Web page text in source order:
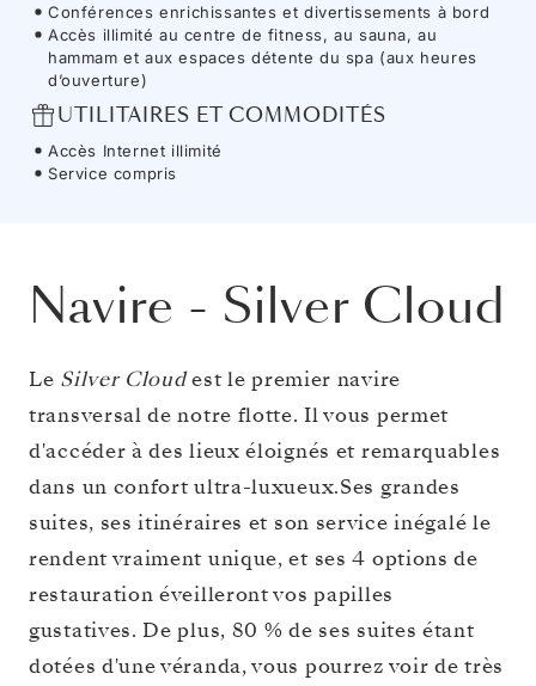
Conférences enrichissantes et divertissements à bord
Accès illimité au centre de fitness, au sauna, au
hammam et aux espaces détente du spa (aux heures
d’ouverture)
UTILITAIRES ET COMMODITÉS
Accès Internet illimité
Service compris
Navire - Silver Cloud
Le Silver Cloudest le premier navire
transversal de notre flotte. Il vous permet
d'accéder à des lieux éloignés et remarquables
dans un confort ultra-luxueux.Ses grandes
suites, ses itinéraires et son service inégalé le
rendent vraiment unique, et ses 4 options de
restauration éveilleront vos papilles
gustatives. De plus, 80 % de ses suites étant
dotées d'une véranda, vous pourrez voir de très